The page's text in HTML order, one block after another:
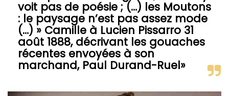
voit pas de poésie ; (…) les Moutons
: le paysage n’est pas assez mode
(…) » Camille à Lucien Pissarro 31
août 1888, décrivant les gouaches
récentes envoyées à son
marchand, Paul Durand-Ruel»